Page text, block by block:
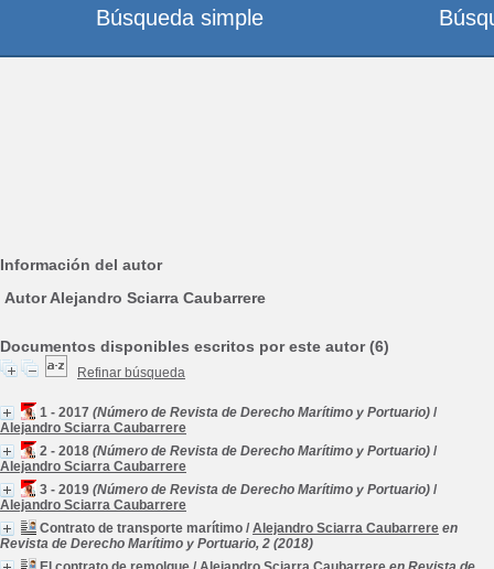
Información del autor
Autor Alejandro Sciarra Caubarrere
Documentos disponibles escritos por este autor (6)
Refinar búsqueda
1 - 2017 (Número de Revista de Derecho Marítimo y Portuario) /
Alejandro Sciarra Caubarrere
2 - 2018 (Número de Revista de Derecho Marítimo y Portuario) /
Alejandro Sciarra Caubarrere
3 - 2019 (Número de Revista de Derecho Marítimo y Portuario) /
Alejandro Sciarra Caubarrere
Contrato de transporte marítimo / Alejandro Sciarra Caubarrere en
Revista de Derecho Marítimo y Portuario, 2 (2018)
Búsqueda simple